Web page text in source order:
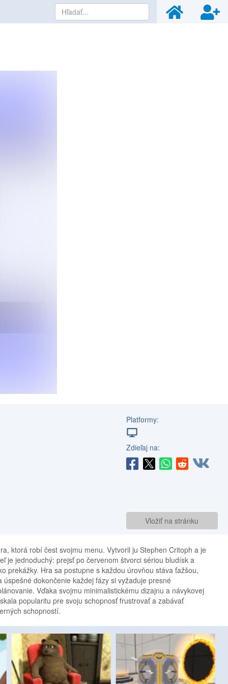
Platformy:
Zdieľaj na:
Vložiť na stránku
ktorá robí čest svojmu menu. Vytvoril ju Stephen Critoph a je
je jednoduchý: prejsť po červenom štvorci sériou bludísk a
prekážky. Hra sa postupne s každou úrovňou stáva ťažšou,
dokončenie každej fázy si vyžaduje presné
Vďaka svojmu minimalistickému dizajnu a návykovej
popularitu pre svoju schopnosť frustrovať a zabávať
schopností.